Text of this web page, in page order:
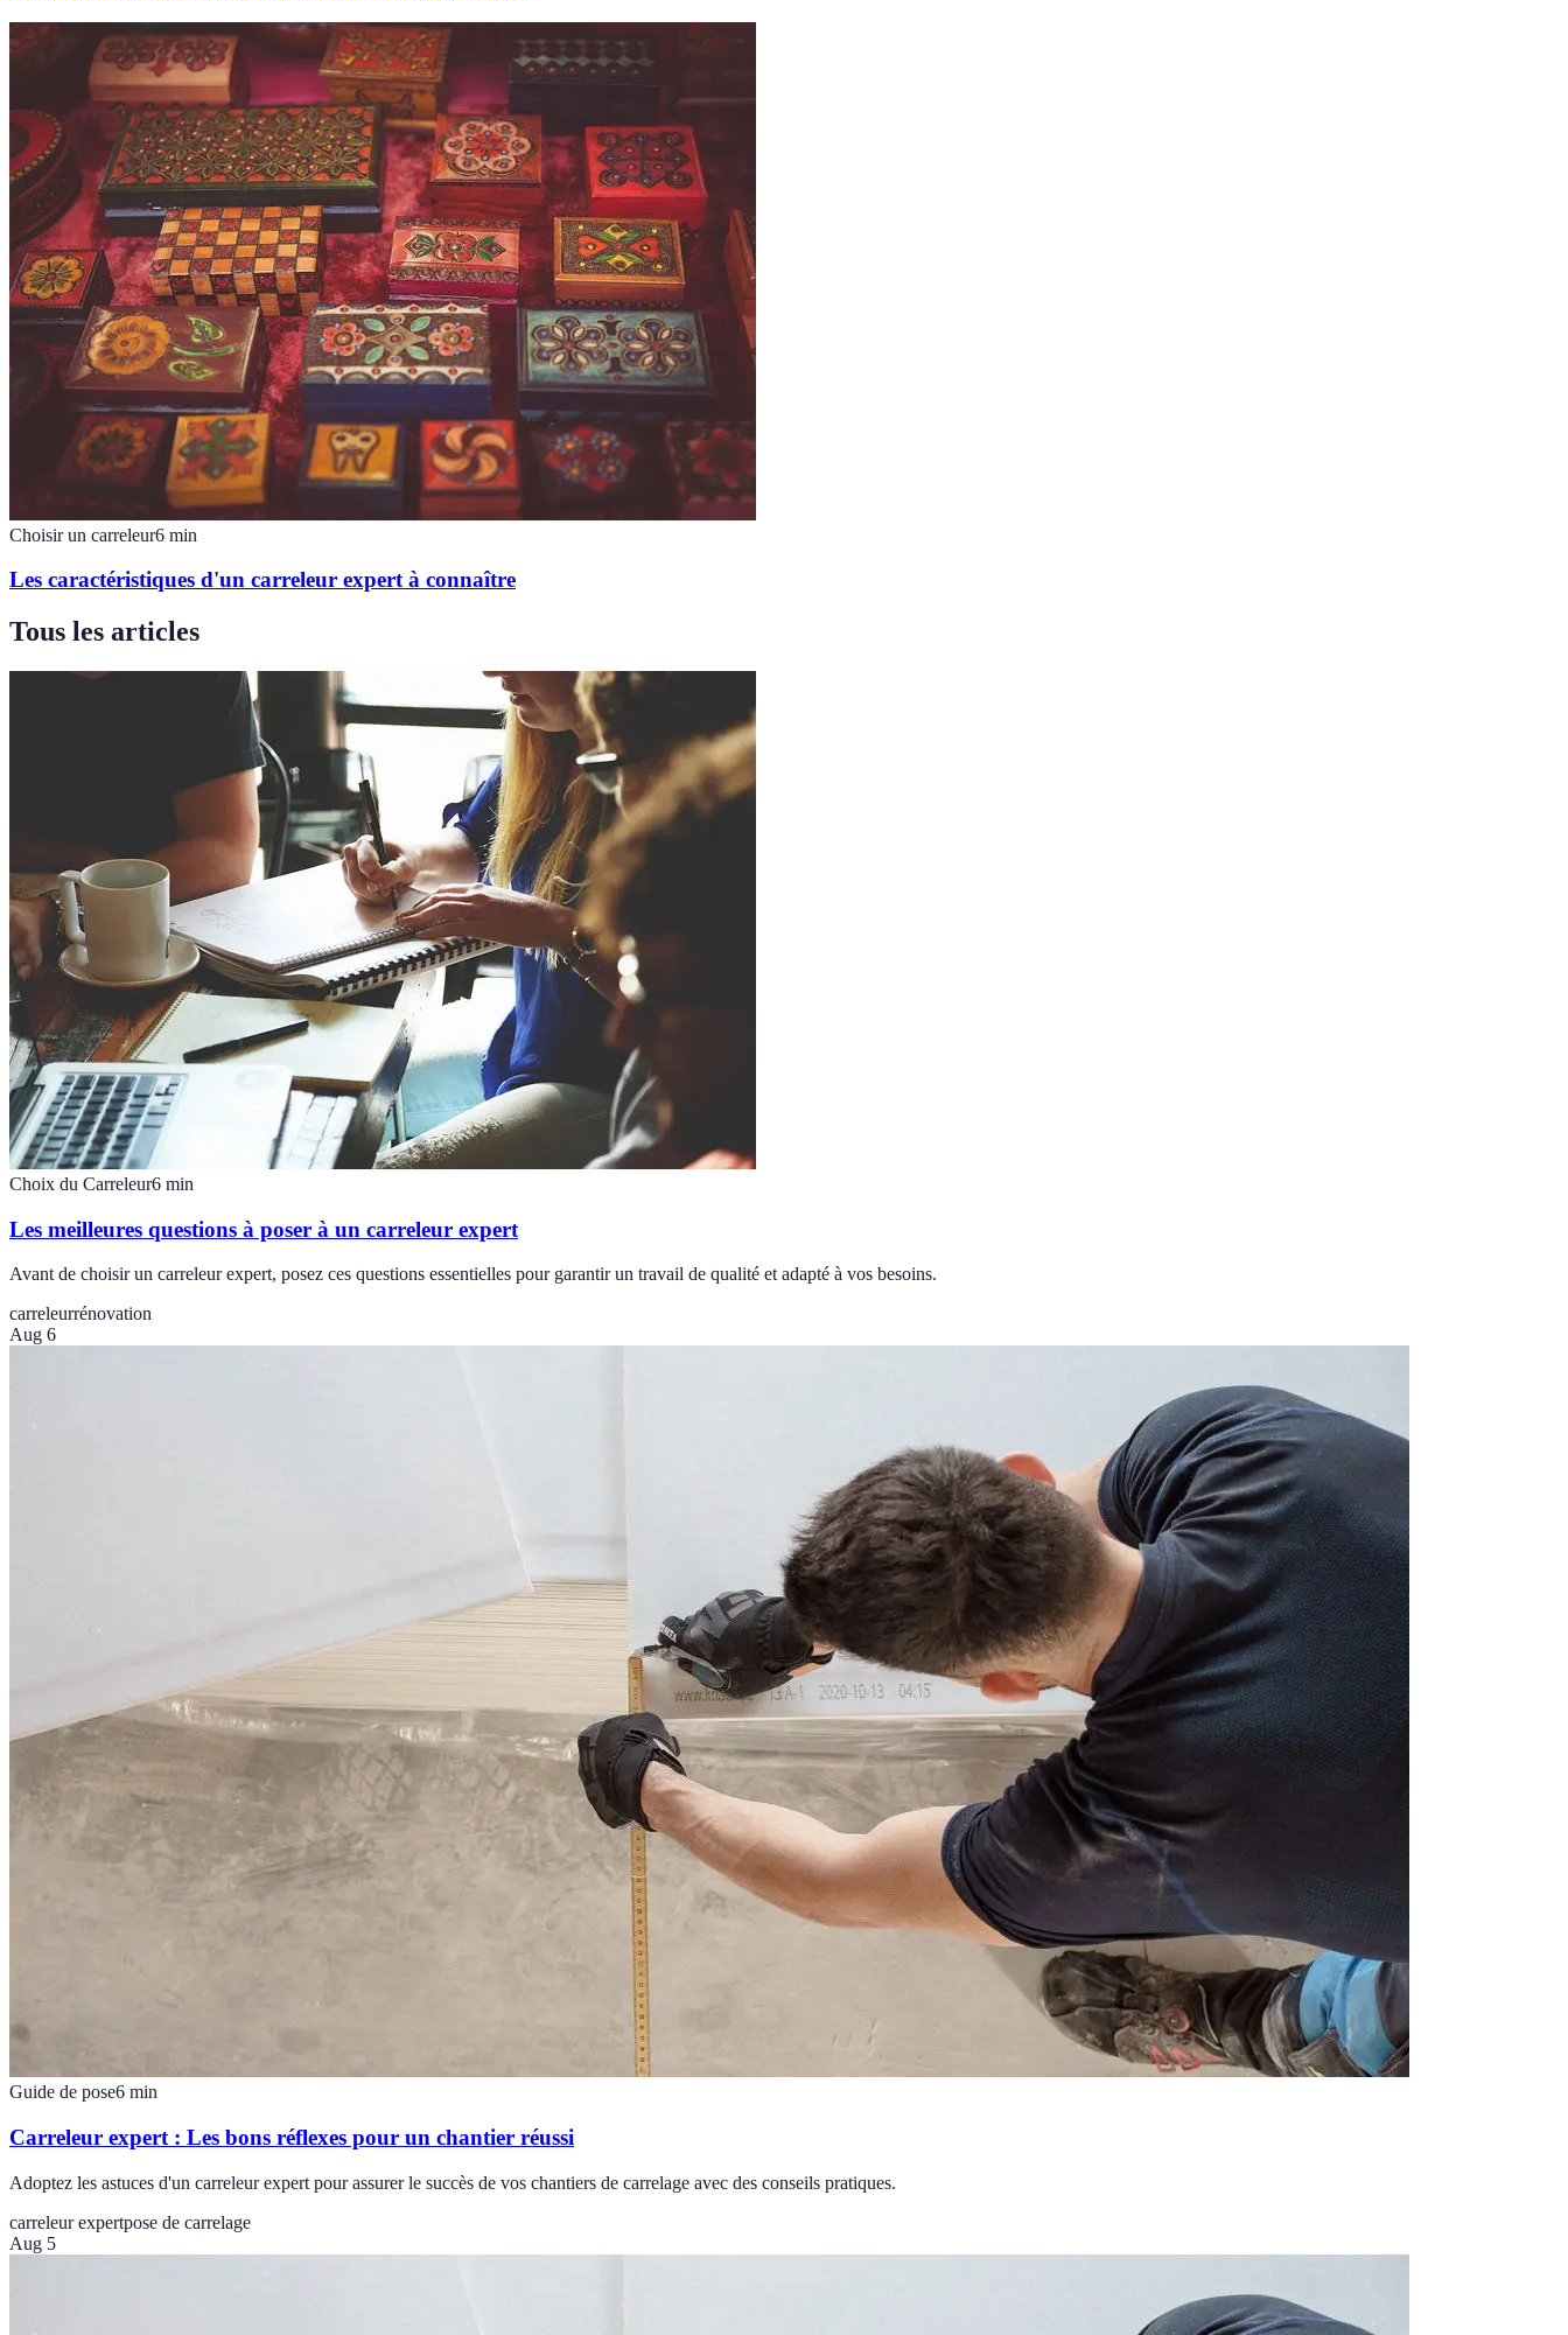
Choisir un carreleur6 min
Les caractéristiques d'un carreleur expert à connaître
Tous les articles
Choix du Carreleur6 min
Les meilleures questions à poser à un carreleur expert
Avant de choisir un carreleur expert, posez ces questions essentielles pour garantir un travail de qualité et adapté à vos besoins.
carreleurrénovation
Aug 6
Guide de pose6 min
Carreleur expert : Les bons réflexes pour un chantier réussi
Adoptez les astuces d'un carreleur expert pour assurer le succès de vos chantiers de carrelage avec des conseils pratiques.
carreleur expertpose de carrelage
Aug 5